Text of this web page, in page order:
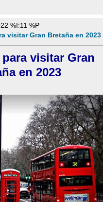
%I:11 %P
visitar Gran Bretaña en 2023
para visitar Gran
en 2023